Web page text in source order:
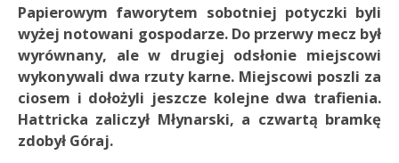
Papierowym faworytem sobotniej potyczki byli
wyżej notowani gospodarze. Do przerwy mecz był
wyrównany, ale w drugiej odsłonie miejscowi
wykonywali dwa rzuty karne. Miejscowi poszli za
ciosem i dołożyli jeszcze kolejne dwa trafienia.
Hattricka zaliczył Młynarski, a czwartą bramkę
zdobył Góraj.